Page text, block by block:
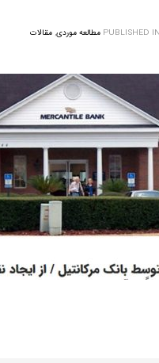
PUBLISHED IN مطالعه موردی,مقالات